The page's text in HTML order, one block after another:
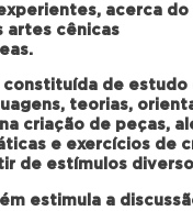
acerca do
artes cênicas
constituída de estudo
teorias,
criação de peças,
e exercícios de
de estímulos
estimula a